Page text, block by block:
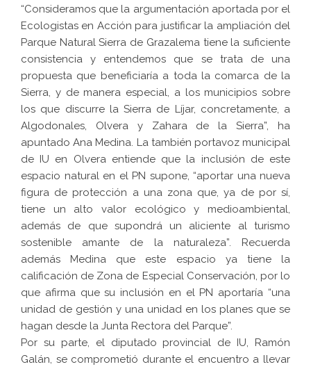
“Consideramos que la argumentación aportada por el
Ecologistas en Acción para justificar la ampliación del
Parque Natural Sierra de Grazalema tiene la suficiente
consistencia y entendemos que se trata de una
propuesta que beneficiaría a toda la comarca de la
Sierra, y de manera especial, a los municipios sobre
los que discurre la Sierra de Líjar, concretamente, a
Algodonales, Olvera y Zahara de la Sierra”, ha
apuntado Ana Medina. La también portavoz municipal
de IU en Olvera entiende que la inclusión de este
espacio natural en el PN supone, “aportar una nueva
figura de protección a una zona que, ya de por sí,
tiene un alto valor ecológico y medioambiental,
además de que supondrá un aliciente al turismo
sostenible amante de la naturaleza”. Recuerda
además Medina que este espacio ya tiene la
calificación de Zona de Especial Conservación, por lo
que afirma que su inclusión en el PN aportaría “una
unidad de gestión y una unidad en los planes que se
hagan desde la Junta Rectora del Parque”.
Por su parte, el diputado provincial de IU, Ramón
Galán, se comprometió durante el encuentro a llevar